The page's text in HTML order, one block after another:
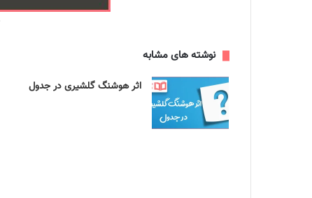
نوشته های مشابه
اثر هوشنگ گلشیری در جدول